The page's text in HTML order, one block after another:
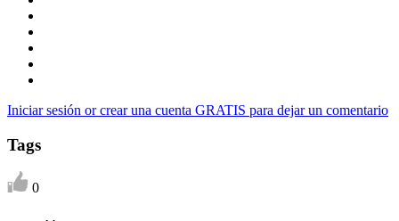
Iniciar sesión or crear una cuenta GRATIS para dejar un comentario
Tags
0